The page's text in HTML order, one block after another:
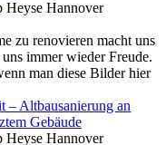
zu renovieren macht uns
immer wieder Freude.
man diese Bilder hier
– Altbausanierung an
Gebäude